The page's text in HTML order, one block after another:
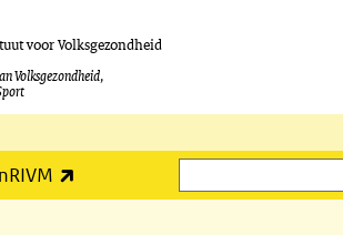
voor Volksgezondheid
Volksgezondheid,
Zoeken